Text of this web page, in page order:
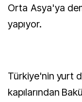
Orta Asya'ya
yapıyor.
Türkiye'nin yurt
kapılarından